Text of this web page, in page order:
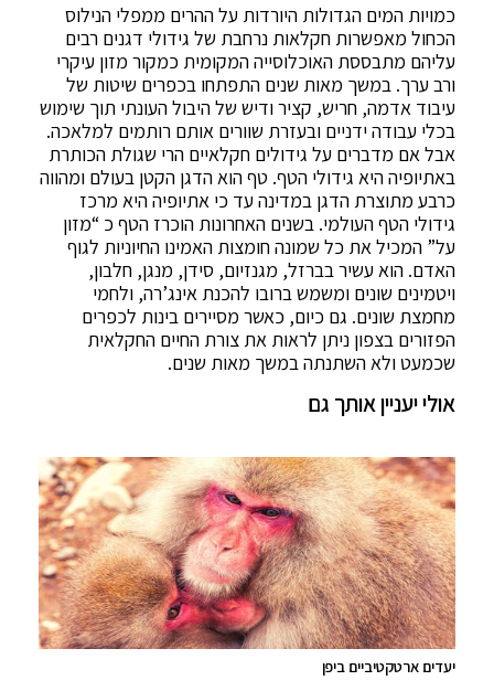
כמויות המים הגדולות היורדות על ההרים ממפלי הנילוס
הכחול מאפשרות חקלאות נרחבת של גידולי דגנים רבים
עליהם מתבססת האוכלוסייה המקומית כמקור מזון עיקרי
ורב ערך. במשך מאות שנים התפתחו בכפרים שיטות של
עיבוד אדמה, חריש, קציר ודיש של היבול העונתי תוך שימוש
בכלי עבודה ידניים ובעזרת שוורים אותם רותמים למלאכה.
אבל אם מדברים על גידולים חקלאיים הרי שגולת הכותרת
באתיופיה היא גידולי הטף. טף הוא הדגן הקטן בעולם ומהווה
כרבע מתוצרת הדגן במדינה עד כי אתיופיה היא מרכז
גידולי הטף העולמי. בשנים האחרונות הוכרז הטף כ “מזון
על” המכיל את כל שמונה חומצות האמינו החיוניות לגוף
האדם. הוא עשיר בברזל, מגנזיום, סידן, מנגן, חלבון,
ויטמינים שונים ומשמש ברובו להכנת אינג’רה, ולחמי
מחמצת שונים. גם כיום, כאשר מסיירים בינות לכפרים
הפזורים בצפון ניתן לראות את צורת החיים החקלאית
שכמעט ולא השתנתה במשך מאות שנים.
אולי יעניין אותך גם
יעדים ארטקטיביים ביפן